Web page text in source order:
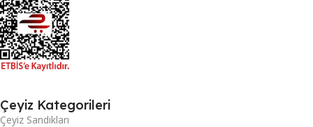
Çeyiz Kategorileri
Çeyiz Sandıkları